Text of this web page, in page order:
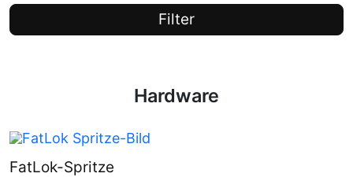
Filter
Hardware
FatLok-Spritze